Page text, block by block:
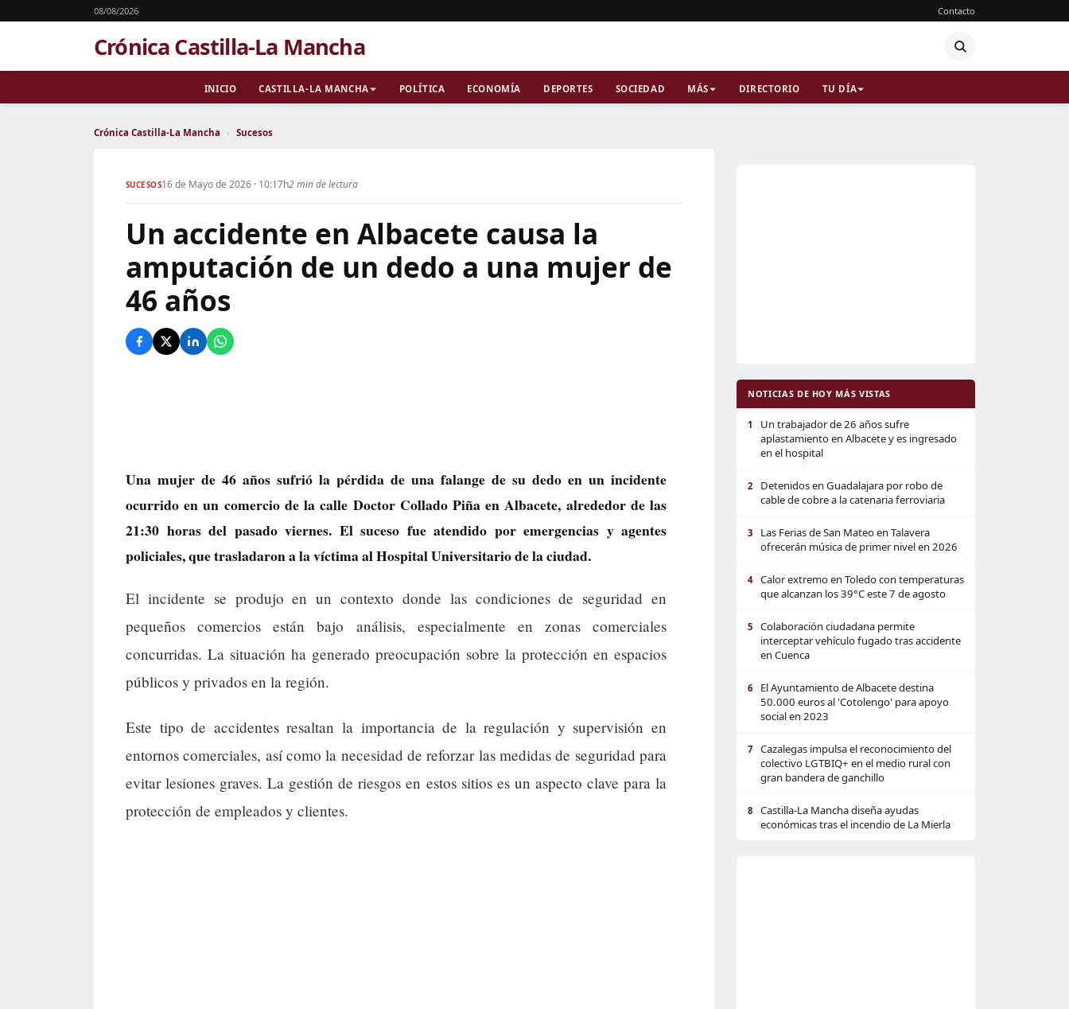
08/08/2026 Contacto
Crónica Castilla-La Mancha
INICIO CASTILLA-LA MANCHA POLÍTICA ECONOMÍA DEPORTES SOCIEDAD MÁS DIRECTORIO TU DÍA
Crónica Castilla-La Mancha › Sucesos
SUCESOS16 de Mayo de 2026 · 10:17h2 min de lectura
Un accidente en Albacete causa la
amputación de un dedo a una mujer de
46 años
Una mujer de 46 años sufrió la pérdida de una falange de su dedo en un incidente
ocurrido en un comercio de la calle Doctor Collado Piña en Albacete, alrededor de las
21:30 horas del pasado viernes. El suceso fue atendido por emergencias y agentes
policiales, que trasladaron a la víctima al Hospital Universitario de la ciudad.
El incidente se produjo en un contexto donde las condiciones de seguridad en
pequeños comercios están bajo análisis, especialmente en zonas comerciales
concurridas. La situación ha generado preocupación sobre la protección en espacios
públicos y privados en la región.
Este tipo de accidentes resaltan la importancia de la regulación y supervisión en
entornos comerciales, así como la necesidad de reforzar las medidas de seguridad para
evitar lesiones graves. La gestión de riesgos en estos sitios es un aspecto clave para la
protección de empleados y clientes.
NOTICIAS DE HOY MÁS VISTAS
1
Un trabajador de 26 años sufre
aplastamiento en Albacete y es ingresado
en el hospital
2
Detenidos en Guadalajara por robo de
cable de cobre a la catenaria ferroviaria
3
Las Ferias de San Mateo en Talavera
ofrecerán música de primer nivel en 2026
4
Calor extremo en Toledo con temperaturas
que alcanzan los 39°C este 7 de agosto
5
Colaboración ciudadana permite
interceptar vehículo fugado tras accidente
en Cuenca
6
El Ayuntamiento de Albacete destina
50.000 euros al 'Cotolengo' para apoyo
social en 2023
7
Cazalegas impulsa el reconocimiento del
colectivo LGTBIQ+ en el medio rural con
gran bandera de ganchillo
8
Castilla-La Mancha diseña ayudas
económicas tras el incendio de La Mierla